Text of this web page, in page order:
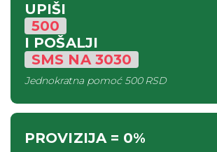
UPIŠI
500
I POŠALJI
SMS NA3030
Jednokratna pomoć500 RSD
PROVIZIJA= 0%